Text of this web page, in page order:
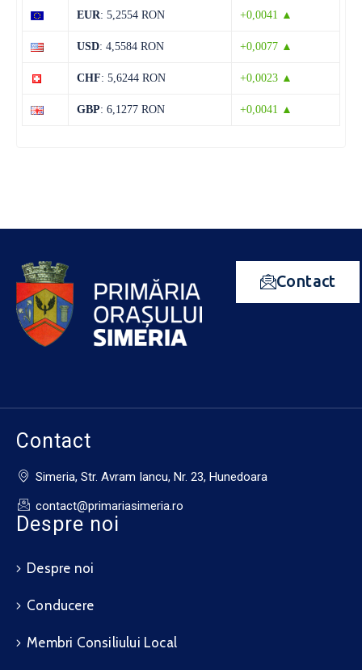
EUR: 5,2554 RON +0,0041 ▲
USD: 4,5584 RON +0,0077 ▲
CHF: 5,6244 RON +0,0023 ▲
GBP: 6,1277 RON +0,0041 ▲
Contact
Contact
Simeria, Str. Avram Iancu, Nr. 23, Hunedoara
contact@primariasimeria.ro
Despre noi
Despre noi
Conducere
Membri Consiliului Local